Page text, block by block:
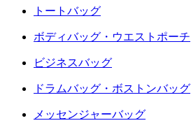
トートバッグ
ボディバッグ・ウエストポーチ
ビジネスバッグ
ドラムバッグ・ボストンバッグ
メッセンジャーバッグ